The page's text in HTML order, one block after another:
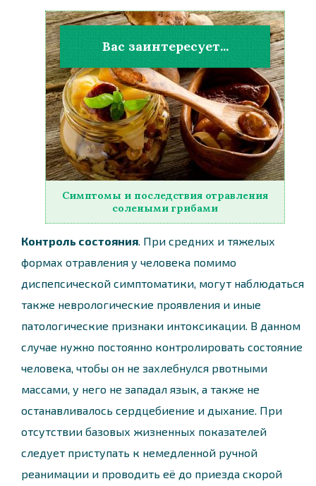
Вас заинтересует...
Симптомы и последствия отравления
солеными грибами
Контроль состояния . При средних и тяжелых
формах отравления у человека помимо
диспепсической симптоматики, могут наблюдаться
также неврологические проявления и иные
патологические признаки интоксикации. В данном
случае нужно постоянно контролировать состояние
человека, чтобы он не захлебнулся рвотными
массами, у него не западал язык, а также не
останавливалось сердцебиение и дыхание. При
отсутствии базовых жизненных показателей
следует приступать к немедленной ручной
реанимации и проводить её до приезда скорой